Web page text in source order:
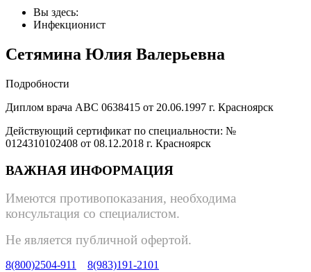
Вы здесь:
Инфекционист
Сетямина Юлия Валерьевна
Подробности
Диплом врача АВС 0638415 от 20.06.1997 г. Красноярск
Действующий сертификат по специальности: №
0124310102408 от 08.12.2018 г. Красноярск
ВАЖНАЯ ИНФОРМАЦИЯ
Имеются противопоказания, необходима
консультация со специалистом.
Не является публичной офертой.
8(800)2504-911
8(983)191-2101